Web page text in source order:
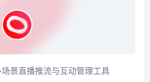
景直播推流与互动管理工具